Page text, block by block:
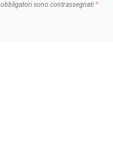
sono contrassegnati *